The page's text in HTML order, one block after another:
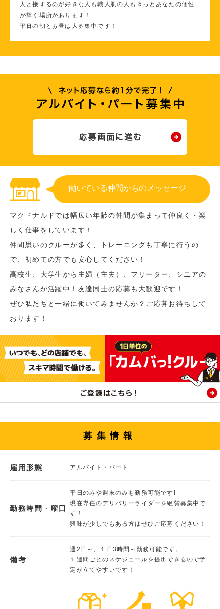
人と接するのが好きな人も職人肌の人もきっとあなたの個性
が輝く場所があります！
平日の朝とお昼は大募集中です！
働いている仲間からのメッセージ
マクドナルドでは幅広い年齢の仲間が集まって仲良く・楽
しく仕事をしています！
仲間思いのクルーが多く、トレーニングも丁寧に行うの
で、初めての方でも安心してください！
高校生、大学生から主婦（主夫）、フリーター、シニアの
みなさんが活躍中！友達同士の応募も大歓迎です！
ぜひ私たちと一緒に働いてみませんか？ご応募お待ちして
おります！
募集情報
雇用形態 アルバイト・パート
勤務時間・曜日
平日のみや週末のみも勤務可能です!
現在専任のデリバリーライダーを絶賛募集中で
す！
興味が少しでもある方はぜひご応募ください！
備考
週2日～、１日3時間～勤務可能です。
１週間ごとのスケジュールを提出できるので予
定が立てやすいです！